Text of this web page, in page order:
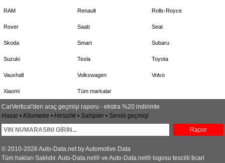
RAM Renault Rolls-Royce
Rover Saab Seat
Skoda Smart Subaru
Suzuki Tesla Toyota
Vauxhall Volkswagen Volvo
Xiaomi Tüm markalar
CarVertical'den araç geçmişi raporu - ekstra %20 indirimle
Hasar • Kilometre • Hırsızlık • Sahipler • Servis geçmişi
Rapor
© 2010-2026 Auto-Data.net by Automotive Data
Tüm hakları Saklıdır. Auto-Data.net® ve Auto-Data.net® logosu tescilli ticari